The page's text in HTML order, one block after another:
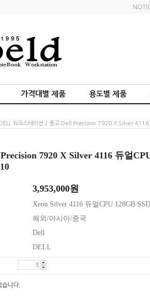
가격대별 제품 용도별 제품
DELL 워크스테이션 / 중고 Dell Precision 7920 X Silver
7920 X Silver 4116 듀얼
3,953,000원
Xeon Silver 4116 듀얼CPU 128GB
해외/아시아/중국
Dell
DELL
니다.